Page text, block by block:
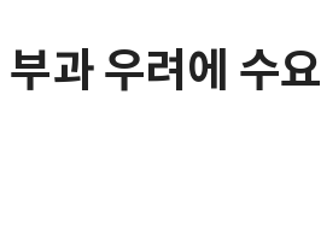
과 우려에 수요